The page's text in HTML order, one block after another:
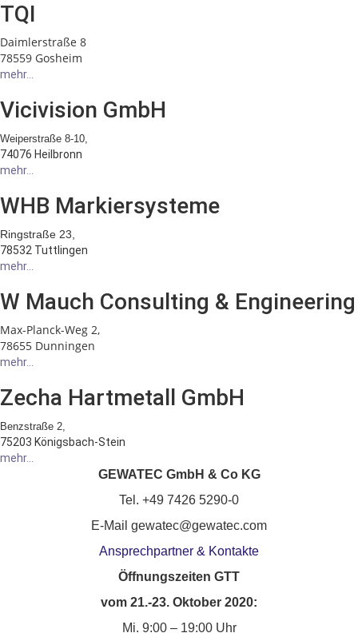
TQI
Daimlerstraße 8
78559 Gosheim
mehr...
Vicivision GmbH
Weiperstraße 8-10,
74076 Heilbronn
mehr...
WHB Markiersysteme
Ringstraße 23,
78532 Tuttlingen
mehr...
W Mauch Consulting & Engineering
Max-Planck-Weg 2,
78655 Dunningen
mehr...
Zecha Hartmetall GmbH
Benzstraße 2,
75203 Königsbach-Stein
mehr...
GEWATEC GmbH & Co KG
Tel. +49 7426 5290-0
E-Mail gewatec@gewatec.com
Ansprechpartner & Kontakte
Öffnungszeiten GTT
vom 21.-23. Oktober 2020:
Mi. 9:00 – 19:00 Uhr